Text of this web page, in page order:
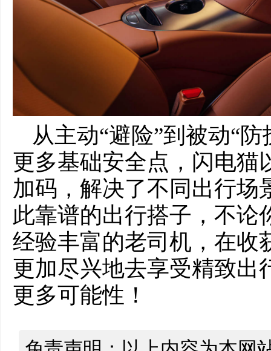
从主动“避险”到被动“
更多基础安全点，闪电猫
加码，解决了不同出行场
此靠谱的出行搭子，不论
经验丰富的老司机，在收
更加尽兴地去享受精致出
更多可能性！